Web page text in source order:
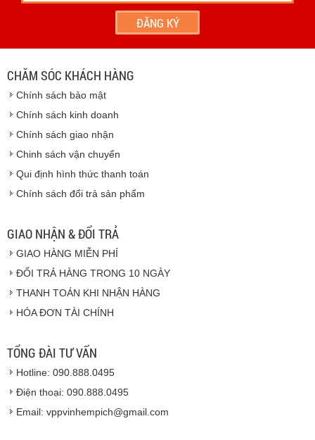
- Hoặc chúng tôi sẽcử nhân viên giao hàng
địa chỉ khách hàng cung cấp.
Vinhempich
CAM KẾT CHẤT LƯỢNG
Hàng hóa được giao cho quý khách là hàng mới
100% nguyên đai nguyên kiện.
Vinhempich
độ bảo hành sản phẩm đối với nhà sản xuất hoặc
nhà nhập khẩu nếu sản phẩm bị lỗi hoặc hỏng hóc
CHĂM SÓC KHÁCH HÀNG
Chính sách bảo mật
Chính sách kinh doanh
Chính sách giao nhận
Chinh sách vận chuyển
Qui định hình thức thanh toán
Chính sách đổi trả sản phẩm
GIAO NHẬN & ĐỔI TRẢ
GIAO HÀNG MIỄN PHÍ
ĐỔI TRẢ HÀNG TRONG 10 NGÀY
THANH TOÁN KHI NHẬN HÀNG
HÓA ĐƠN TÀI CHÍNH
TỔNG ĐÀI TƯ VẤN
Hotline: 090.888.0495
Điện thoại: 090.888.0495
Email: vppvinhempich@gmail.com